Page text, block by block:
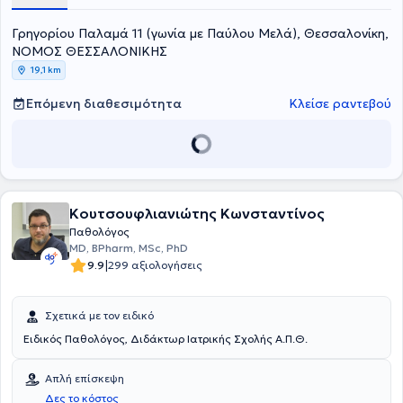
Γρηγορίου Παλαμά 11 (γωνία με Παύλου Μελά), Θεσσαλονίκη,
ΝΟΜΟΣ ΘΕΣΣΑΛΟΝΙΚΗΣ
19,1 km
Επόμενη διαθεσιμότητα Κλείσε ραντεβού
Κουτσουφλιανιώτης Κωνσταντίνος
Παθολόγος
MD, BPharm, MSc, PhD
9.9|299 αξιολογήσεις
Σχετικά με τον ειδικό
Ειδικός Παθολόγος, Διδάκτωρ Ιατρικής Σχολής Α.Π.Θ.
Απλή επίσκεψη
Δες το κόστος